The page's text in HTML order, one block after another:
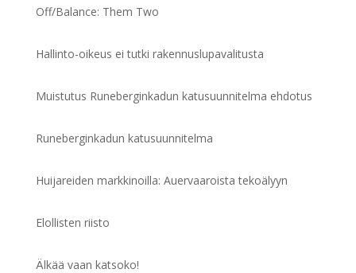
Off/Balance: Them Two
Hallinto-oikeus ei tutki rakennuslupavalitusta
Muistutus Runeberginkadun katusuunnitelma ehdotus
Runeberginkadun katusuunnitelma
Huijareiden markkinoilla: Auervaaroista tekoälyyn
Elollisten riisto
Älkää vaan katsoko!